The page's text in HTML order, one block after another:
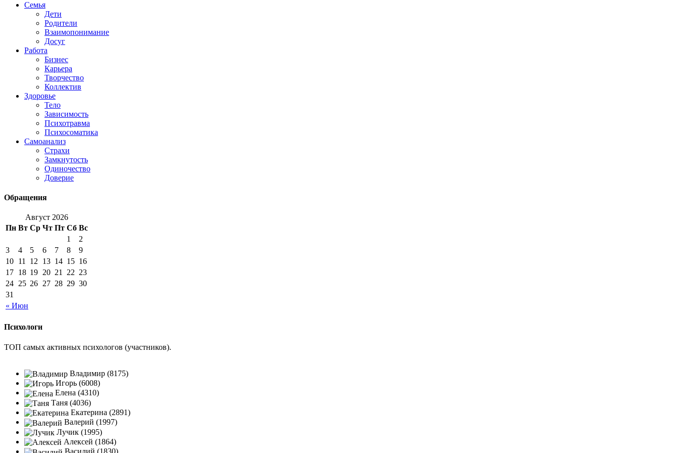
Семья
Дети
Родители
Взаимопонимание
Досуг
Работа
Бизнес
Карьера
Творчество
Коллектив
Здоровье
Тело
Зависимость
Психотравма
Психосоматика
Самоанализ
Страхи
Замкнутость
Одиночество
Доверие
Обращения
Август 2026
Пн Вт Ср Чт Пт Сб Вс
« Июн
1
2
3
4 5 6 7 8
9
10 11 12 13 14 15 16
17 18 19 20 21 22 23
24 25 26 27 28 29 30
31
Психологи
ТОП самых активных психологов (участников).
Владимир (8175)
Игорь (6008)
Елена (4310)
Таня (4036)
Екатерина (2891)
Валерий (1997)
Лучик (1995)
Алексей (1864)